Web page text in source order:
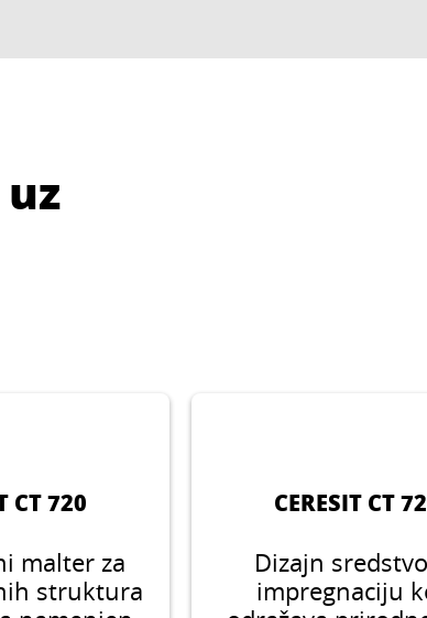
CT 720
malter za
struktura
CERESIT CT
Dizajn
impregnaciju